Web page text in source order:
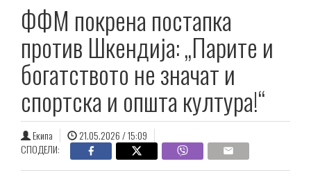
ФФМ покрена постапка
против Шкендија: „Парите и
богатството не значат и
спортска и општа култура!“
Екипа
21.05.2026 / 15:09
СПОДЕЛИ: